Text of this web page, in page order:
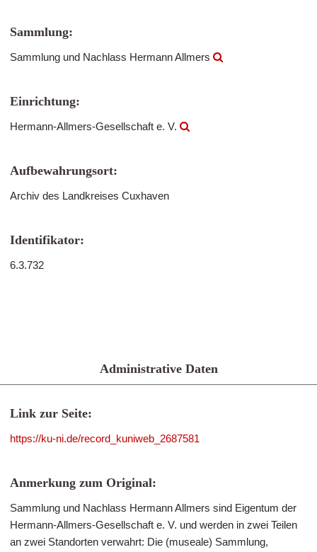
Sammlung:
Sammlung und Nachlass Hermann Allmers
Einrichtung:
Hermann-Allmers-Gesellschaft e. V.
Aufbewahrungsort:
Archiv des Landkreises Cuxhaven
Identifikator:
6.3.732
Administrative Daten
Link zur Seite:
https://ku-ni.de/record_kuniweb_2687581
Anmerkung zum Original:
Sammlung und Nachlass Hermann Allmers sind Eigentum der
Hermann-Allmers-Gesellschaft e. V. und werden in zwei Teilen
an zwei Standorten verwahrt: Die (museale) Sammlung,